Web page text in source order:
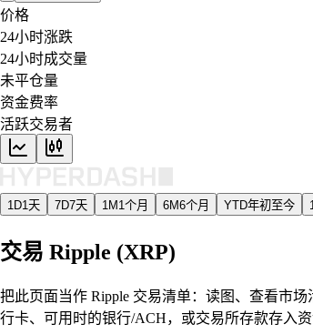
价格
24小时涨跌
24小时成交量
未平仓量
资金费率
活跃交易者
1D1天 7D7天 1M 1个月 6M6个月 YTD年初至今
交易 Ripple (XRP)
把此页面当作 Ripple 交易清单：读图、查看市
行卡、可用时的银行/ACH，或交易所存款存入